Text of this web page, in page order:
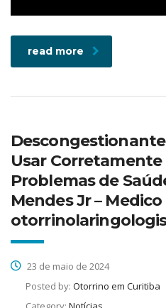
read more
Usar Corretamente
Problemas de
Mendes Jr – Medico
23 de maio de 2024
Posted by: Otorrino em Curitiba